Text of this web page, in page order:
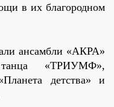
в их благородном
ансамбли «АКРА»
«ТРИУМФ»,
детства» и